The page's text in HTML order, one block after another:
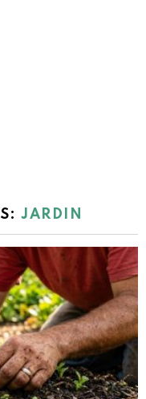
JARDIN